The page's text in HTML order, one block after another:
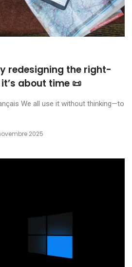
redesigning the right-
about time 📜
We all use it without thinking—to
2025